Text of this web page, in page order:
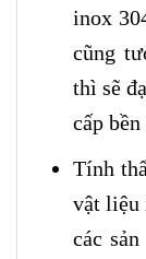
inox
cũng
thì sẽ
cấp bền
Tính
vật liệu
các